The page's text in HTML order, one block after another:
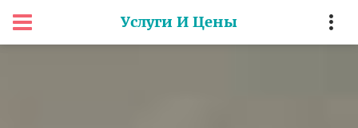
Услуги И Цены